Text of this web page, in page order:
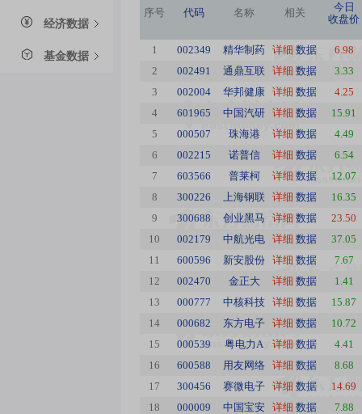
经济数据
基金数据
序号 代码 名称 相关
今日
收盘价
1 002349 精华制药 详细 数据
6.98
2
002491 通鼎互联 详细 数据
3.33
3
002004 华邦健康 详细 数据
4.25
4
601965 中国汽研 详细 数据
15.91
5
000507 珠海港 详细 数据
4.49
6
002215 诺普信 详细 数据
6.54
7
603566 普莱柯 详细 数据
12.07
8
300226 上海钢联 详细 数据
16.35
9
300688 创业黑马 详细 数据
23.50
10
002179 中航光电 详细 数据
37.05
11
600596 新安股份 详细 数据
7.67
12
002470 金正大 详细 数据
1.41
13
000777 中核科技 详细 数据
15.87
14
000682 东方电子 详细 数据
10.72
15
000539 粤电力A 详细 数据
4.41
16
600588 用友网络 详细 数据
8.68
17
300456 赛微电子 详细 数据
14.69
18
000009 中国宝安 详细 数据
7.88